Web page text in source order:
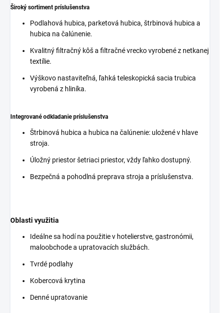
Široký sortiment príslušenstva
Podlahová hubica, parketová hubica, štrbinová hubica a
hubica na čalúnenie.
Kvalitný filtračný kôš a filtračné vrecko vyrobené z netkanej
textílie.
Výškovo nastaviteľná, ľahká teleskopická sacia trubica
vyrobená z hliníka.
Integrované odkladanie príslušenstva
Štrbinová hubica a hubica na čalúnenie: uložené v hlave
stroja.
Úložný priestor šetriaci priestor, vždy ľahko dostupný.
Bezpečná a pohodlná preprava stroja a príslušenstva.
Oblasti využitia
Ideálne sa hodí na použitie v hotelierstve, gastronómii,
maloobchode a upratovacích službách.
Tvrdé podlahy
Kobercová krytina
Denné upratovanie